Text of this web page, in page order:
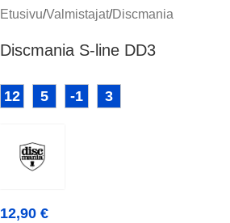
Etusivu/Valmistajat/Discmania
Discmania S-line DD3
12 5 -1 3
12,90 €